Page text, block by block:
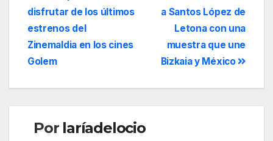
a Santos López de
Letona con una
muestra que une
Bizkaia y México
disfrutar de los últimos
estrenos del
Zinemaldia en los cines
Golem
Por laríadelocio